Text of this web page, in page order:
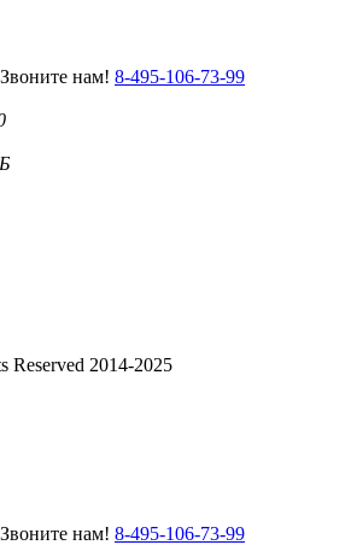
нам! 8-495-106-73-99
2014-2025
нам! 8-495-106-73-99